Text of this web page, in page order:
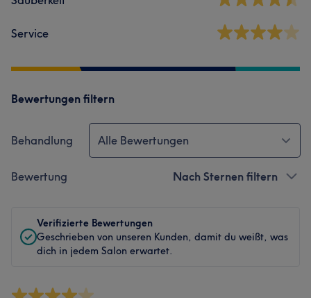
Service
Bewertungen filtern
Behandlung Alle Bewertungen
Bewertung Nach Sternen filtern
Verifizierte Bewertungen
Geschrieben von unseren Kunden, damit du weißt, was
dich in jedem Salon erwartet.